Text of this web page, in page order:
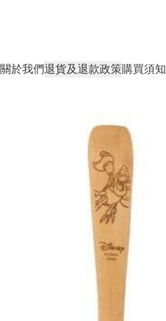
關於我們退貨及退款政策購買須知